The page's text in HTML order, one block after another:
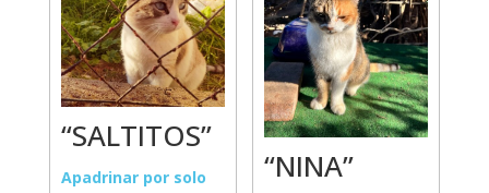
“SALTITOS”
Apadrinar por solo
“NINA”